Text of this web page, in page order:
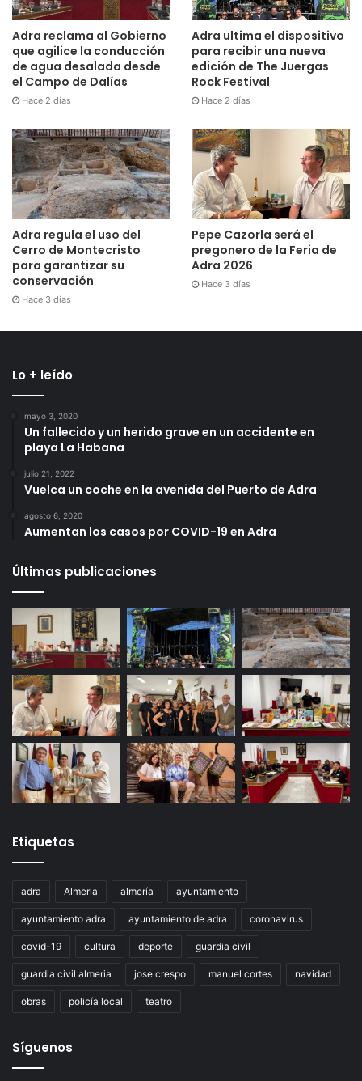
Adra reclama al Gobierno
que agilice la conducción
de agua desalada desde
el Campo de Dalías
Hace 2 días
Adra ultima el dispositivo
para recibir una nueva
edición de The Juergas
Rock Festival
Hace 2 días
Adra regula el uso del
Cerro de Montecristo
para garantizar su
conservación
Hace 3 días
Pepe Cazorla será el
pregonero de la Feria de
Adra 2026
Hace 3 días
Lo + leído
mayo 3, 2020
Un fallecido y un herido grave en un accidente en
playa La Habana
julio 21, 2022
Vuelca un coche en la avenida del Puerto de Adra
agosto 6, 2020
Aumentan los casos por COVID-19 en Adra
Últimas publicaciones
Etiquetas
adra Almeria almería ayuntamiento
ayuntamiento adra ayuntamiento de adra coronavirus
covid-19 cultura deporte guardia civil
guardia civil almeria jose crespo manuel cortes navidad
obras policía local teatro
Síguenos